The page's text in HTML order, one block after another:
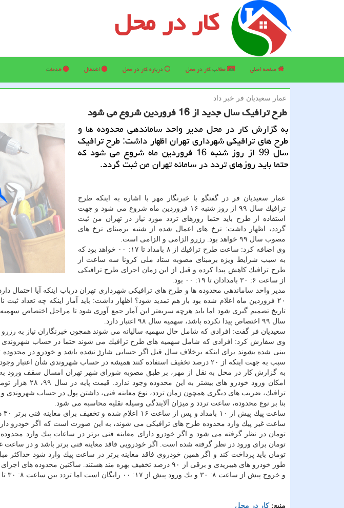
کار در محل
صفحه اصلی مطالب كار در محل درباره كار در محل اشتغال خدمات
عمار سعیدیان فر خبر داد
طرح ترافیك سال جدید از 16 فروردین شروع می شود
به گزارش كار در محل مدیر واحد ساماندهی محدوده ها و
طرح های ترافیكی شهرداری تهران اظهار داشت: طرح ترافیك
سال 99 از روز شنبه 16 فروردین ماه شروع می شود كه
حتما باید روزهای تردد در سامانه تهران من ثبت گردد.
عمار سعیدیان فر در گفتگو با خبرنگار مهر با اشاره به اینكه طرح
ترافیك سال ۹۹ از روز شنبه ۱۶ فروردین ماه شروع می شود و جهت
استفاده از طرح باید حتما روزهای تردد مورد نیاز در تهران من ثبت
گردد، اظهار داشت: نرخ های اعمال شده از شنبه برمبنای نرخ های
مصوب سال ۹۹ خواهد بود. رزرو الزامی و الزامی است.
وی اضافه كرد: ساعت طرح ترافیك از ۸ بامداد تا ۱۷: ۰۰ خواهد بود كه
به سبب شرایط ویژه برمبنای مصوبه ستاد ملی كرونا سه ساعت از
طرح ترافیك كاهش پیدا كرده و قبل از این زمان اجرای طرح ترافیكی
از ساعت ۶: ۳۰ بامدادان تا ۱۹: ۰۰ بود.
مدیر واحد ساماندهی محدوده ها و طرح های ترافیكی شهرداری تهران درباب اینكه آیا احتمال
۲۰ فروردین ماه اعلام شده بود باز هم تمدید شود؟ اظهار داشت: باید آمار اینكه چه تعداد
تاریخ تصمیم گیری شود اما باید هرچه سریعتر این آمار جمع آوری شود تا مراحل اختصاص
سال ۹۹ اختصاص پیدا نكرده باشد، سهمیه سال ۹۸ اعتبار دارد.
سعیدیان فر گفت: افرادی كه شامل حال سهمیه سالیانه می شوند همچون خبرنگاران نیاز به رزرو
وی سفارش كرد: افرادی كه شامل سهمیه های طرح ترافیك می شوند حتما در حساب شهروندی
بینی شده بشوند برای اینكه برخلاف سال قبل اگر حسابی شارژ نشده باشد و خودرو در
سبب به جهت اینكه از ۲۰ درصد تخفیف استفاده كنند همیشه در حساب شهروندی شأن اعتبار وجود داشته باشد.
امكان ورود خودرو
ترافیك، ضریب های دیگری همچون زمان تردد، نوع معاینه فنی، داشتن پول در حساب شهروندی
بنا بر نوع محدوده، ساعت تردد و میزان آلایندگی وسیله نقلیه محاسبه می شود.
و خروج پیش از ساعت ۸: ۳۰ و یك ورود پیش از ۱۷: ۰۰ رایگان است اما تردد بین ساعت ۸: ۳۰ تا ۱۷: ۰۰ با تخفیف ۵۰ درصدی لحاظ می شود.
منبع:كار در محل